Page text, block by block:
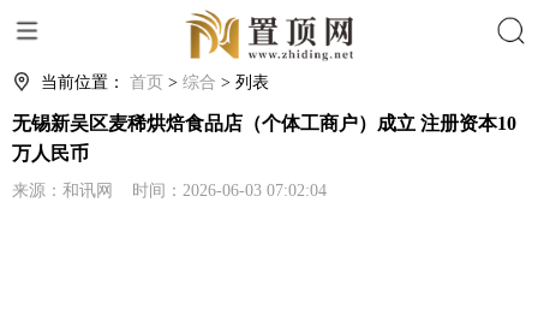
当前位置： 首页 > 综合 > 列表
无锡新吴区麦稀烘焙食品店（个体工商户）成立 注册资本10
万人民币
来源：和讯网 时间：2026-06-03 07:02:04